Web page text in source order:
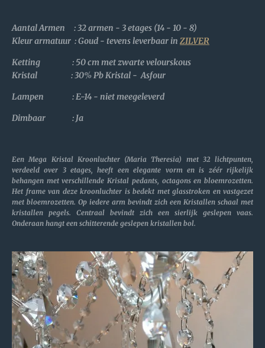
Aantal Armen : 32 armen - 3 etages (14 - 10 - 8)
Kleur armatuur : Goud - tevens leverbaar in ZILVER
Ketting : 50 cm met zwarte velourskous
Kristal :30% Pb Kristal - Asfour
Lampen : E-14 - niet meegeleverd
Dimbaar : Ja
Een Mega Kristal Kroonluchter (Maria Theresia) met 32 lichtpunten,
verdeeld over 3 etages, heeft een elegante vorm en is zéér rijkelijk
behangen met verschillende Kristal pedants, octagons en bloemrozetten.
Het frame van deze kroonluchter is bedekt met glasstroken en vastgezet
met bloemrozetten. Op iedere arm bevindt zich een Kristallen schaal met
kristallen pegels. Centraal bevindt zich een sierlijk geslepen vaas.
Onderaan hangt een schitterende geslepen kristallen bol.